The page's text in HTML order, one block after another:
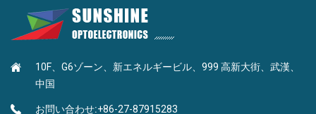
ピリミジンタイプ
ナフタレン型
トリアジンピリミジン型
MLPハイRIインク
BEFハイRIインク
10F、G6ゾーン、新エネルギービル、999 高新大街、武漢、
中国
お問い合わせ:+86-27-87915283